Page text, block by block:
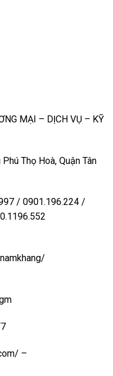
MẠI – DỊCH VỤ – KỸ
Thọ Hoà, Quận Tân
/ 0901.196.224 /
–